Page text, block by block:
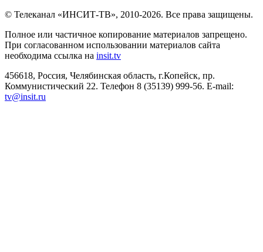
© Телеканал «ИНСИТ-ТВ», 2010-2026. Все права защищены.
Полное или частичное копирование материалов запрещено.
При согласованном использовании материалов сайта
необходима ссылка на insit.tv
456618, Россия, Челябинская область, г.Копейск, пр.
Коммунистический 22. Телефон 8 (35139) 999-56. E-mail:
tv@insit.ru